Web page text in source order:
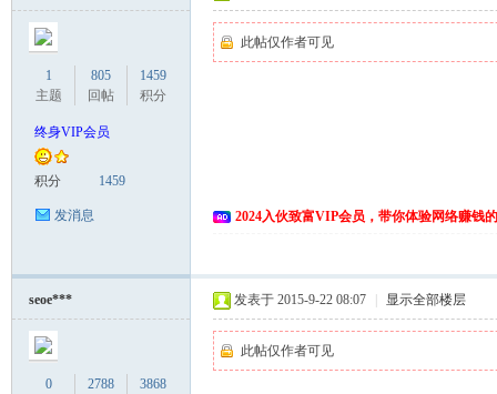
1
主题
805
回帖
1459
积分
终身VIP会员
积分 1459
发消息
此帖仅作者可见
2024入伙致富VIP会员，带你体验网络赚钱
seoe***
0
2788
3868
发表于 2015-9-22 08:07 显示全部楼层
此帖仅作者可见